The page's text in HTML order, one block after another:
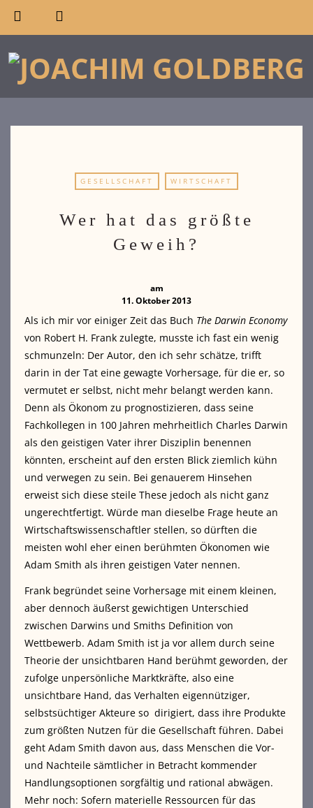
GESELLSCHAFT WIRTSCHAFT
Wer hat das größte
Geweih?
am
11. Oktober 2013
Als ich mir vor einiger Zeit das Buch The Darwin Economy
von Robert H. Frank zulegte, musste ich fast ein wenig
schmunzeln: Der Autor, den ich sehr schätze, trifft
darin in der Tat eine gewagte Vorhersage, für die er, so
vermutet er selbst, nicht mehr belangt werden kann.
Denn als Ökonom zu prognostizieren, dass seine
Fachkollegen in 100 Jahren mehrheitlich Charles Darwin
als den geistigen Vater ihrer Disziplin benennen
könnten, erscheint auf den ersten Blick ziemlich kühn
und verwegen zu sein. Bei genauerem Hinsehen
erweist sich diese steile These jedoch als nicht ganz
ungerechtfertigt. Würde man dieselbe Frage heute an
Wirtschaftswissenschaftler stellen, so dürften die
meisten wohl eher einen berühmten Ökonomen wie
Adam Smith als ihren geistigen Vater nennen.
Frank begründet seine Vorhersage mit einem kleinen,
aber dennoch äußerst gewichtigen Unterschied
zwischen Darwins und Smiths Definition von
Wettbewerb. Adam Smith ist ja vor allem durch seine
Theorie der unsichtbaren Hand berühmt geworden, der
zufolge unpersönliche Marktkräfte, also eine
unsichtbare Hand, das Verhalten eigennütziger,
selbstsüchtiger Akteure so dirigiert, dass ihre Produkte
zum größten Nutzen für die Gesellschaft führen. Dabei
geht Adam Smith davon aus, dass Menschen die Vor-
und Nachteile sämtlicher in Betracht kommender
Handlungsoptionen sorgfältig und rational abwägen.
Mehr noch: Sofern materielle Ressourcen für das